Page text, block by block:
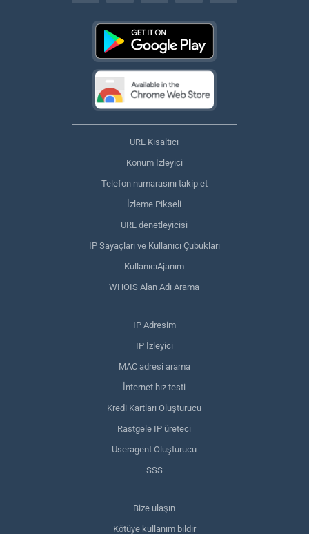
URL Kısaltıcı
Konum İzleyici
Telefon numarasını takip et
İzleme Pikseli
URL denetleyicisi
IP Sayaçları ve Kullanıcı Çubukları
KullanıcıAjanım
WHOIS Alan Adı Arama
IP Adresim
IP İzleyici
MAC adresi arama
İnternet hız testi
Kredi Kartları Oluşturucu
Rastgele IP üreteci
Useragent Oluşturucu
SSS
Bize ulaşın
Kötüye kullanım bildir